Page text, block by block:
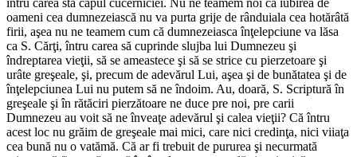
întru carea stă capul cucerniciei. Nu ne teamem noi că iubirea de
oameni cea dumnezeiască nu va purta grije de rânduiala cea hotărâtă
firii, aşea nu ne teamem cum că dumnezeiasca înţelepciune va lăsa
ca S. Cărţi, întru carea să cuprinde slujba lui Dumnezeu şi
îndreptarea vieţii, să se ameastece şi să se strice cu pierzetoare şi
urâte greşeale, şi, precum de adevărul Lui, aşea şi de bunătatea şi de
înţelepciunea Lui nu putem să ne îndoim. Au, doară, S. Scriptură în
greşeale şi în rătăciri pierzătoare ne duce pre noi, pre carii
Dumnezeu au voit să ne înveaţe adevărul şi calea vieţii? Că întru
acest loc nu grăim de greşeale mai mici, care nici credinţa, nici viiaţa
cea bună nu o vatămă. Că ar fi trebuit de pururea şi necurmată